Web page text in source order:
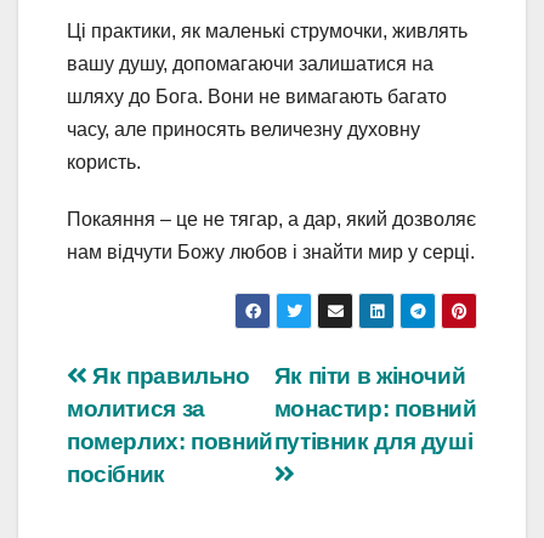
Ці практики, як маленькі струмочки, живлять
вашу душу, допомагаючи залишатися на
шляху до Бога. Вони не вимагають багато
часу, але приносять величезну духовну
користь.
Покаяння – це не тягар, а дар, який дозволяє
нам відчути Божу любов і знайти мир у серці.
Навігація
записів
Як піти в жіночий
монастир: повний
путівник для душі
Як правильно
молитися за
померлих: повний
посібник